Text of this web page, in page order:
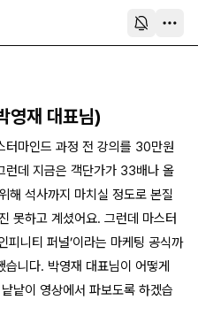
영재 대표님)
터마인드 과정 전 강의를 30만원
런데 지금은 객단가가 33배나 올
해 석사까지 마치실 정도로 본질
못하고 계셨어요. 그런데 마스터
피니티 퍼널’이라는 마케팅 공식까
니다. 박영재 대표님이 어떻게
낱이 영상에서 파보도록 하겠습